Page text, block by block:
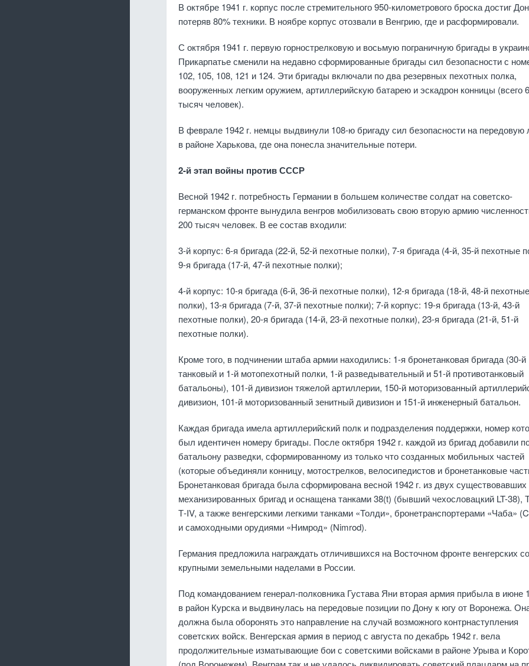
В октябре 1941 г. корпус после стремительного 950-километрового броска достиг
потеряв 80% техники. В ноябре корпус отозвали в Венгрию, где и расформировали.
С октября 1941 г. первую горнострелковую и восьмую пограничную бригады в
Прикарпатье сменили на недавно сформированные бригады сил безопасности с
102, 105, 108, 121 и 124. Эти бригады включали по два резервных пехотных полка,
вооруженных легким оружием, артиллерийскую батарею и эскадрон конницы (всего 6
тысяч человек).
В феврале 1942 г. немцы выдвинули 108-ю бригаду сил безопасности на передовую
в районе Харькова, где она понесла значительные потери.
2-й этап войны против СССР
Весной 1942 г. потребность Германии в большем количестве солдат на советско-
германском фронте вынудила венгров мобилизовать свою вторую армию
200 тысяч человек. В ее состав входили:
3-й корпус: 6-я бригада (22-й, 52-й пехотные полки), 7-я бригада (4-й, 35-й пехотные
9-я бригада (17-й, 47-й пехотные полки);
4-й корпус: 10-я бригада (6-й, 36-й пехотные полки), 12-я бригада (18-й, 48-й пехотные
полки), 13-я бригада (7-й, 37-й пехотные полки); 7-й корпус: 19-я бригада (13-й, 43-й
пехотные полки), 20-я бригада (14-й, 23-й пехотные полки), 23-я бригада (21-й, 51-й
пехотные полки).
Кроме того, в подчинении штаба армии находились: 1-я бронетанковая бригада (30-й
танковый и 1-й мотопехотный полки, 1-й разведывательный и 51-й противотанковый
батальоны), 101-й дивизион тяжелой артиллерии, 150-й моторизованный
дивизион, 101-й моторизованный зенитный дивизион и 151-й инженерный батальон.
Каждая бригада имела артиллерийский полк и подразделения поддержки, номер
был идентичен номеру бригады. После октября 1942 г. каждой из бригад добавили
батальону разведки, сформированному из только что созданных мобильных частей
(которые объединяли конницу, мотострелков, велосипедистов и бронетанковые
Бронетанковая бригада была сформирована весной 1942 г. из двух существовавших
механизированных бригад и оснащена танками 38(t) (бывший чехословацкий LT-38),
Т-IV, а также венгерскими легкими танками «Толди», бронетранспортерами «Чаба»
и самоходными орудиями «Нимрод» (Nimrod).
Германия предложила награждать отличившихся на Восточном фронте венгерских
крупными земельными наделами в России.
Под командованием генерал-полковника Густава Яни вторая армия прибыла в июне
в район Курска и выдвинулась на передовые позиции по Дону к югу от Воронежа.
должна была оборонять это направление на случай возможного контрнаступления
советских войск. Венгерская армия в период с августа по декабрь 1942 г. вела
продолжительные изматывающие бои с советскими войсками в районе Урыва и